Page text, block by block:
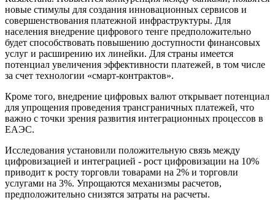
новые стимулы для создания инновационных сервисов и
совершенствования платежной инфраструктуры. Для
населения внедрение цифрового тенге предположительно
будет способствовать повышению доступности финансовых
услуг и расширению их линейки. Для страны имеется
потенциал увеличения эффективности платежей, в том числе
за счет технологии «смарт-контрактов».
Кроме того, внедрение цифровых валют открывает потенциал
для упрощения проведения трансграничных платежей, что
важно с точки зрения развития интеграционных процессов в
ЕАЭС.
Исследования установили положительную связь между
цифровизацией и интеграцией - рост цифровизации на 10%
приводит к росту торговли товарами на 2% и торговли
услугами на 3%. Упрощаются механизмы расчетов,
предположительно снизятся затраты на расчеты.